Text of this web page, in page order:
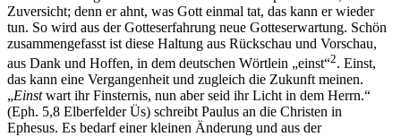
Zuversicht; denn er ahnt, was Gott einmal tat, das kann er wieder
tun. So wird aus der Gotteserfahrung neue Gotteserwartung. Schön
zusammengefasst ist diese Haltung aus Rückschau und Vorschau,
aus Dank und Hoffen, in dem deutschen Wörtlein „einst“2. Einst,
das kann eine Vergangenheit und zugleich die Zukunft meinen.
„Einstwart ihr Finsternis, nun aber seid ihr Licht in dem Herrn.“
(Eph. 5,8 Elberfelder Üs) schreibt Paulus an die Christen in
Ephesus. Es bedarf einer kleinen Änderung und aus der